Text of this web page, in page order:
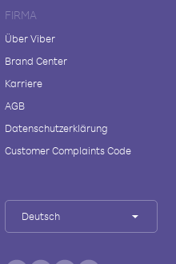
FIRMA
Über Viber
Brand Center
Karriere
AGB
Datenschutzerklärung
Customer Complaints Code
Deutsch